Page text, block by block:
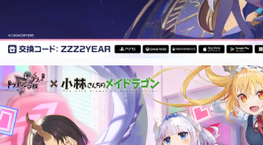
ピックアップ
電ファミのいま読まれている記事ランキング